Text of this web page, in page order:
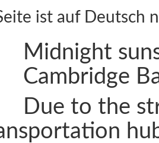
ist auf Deutsch
Midnight
Cambridge
Due to the